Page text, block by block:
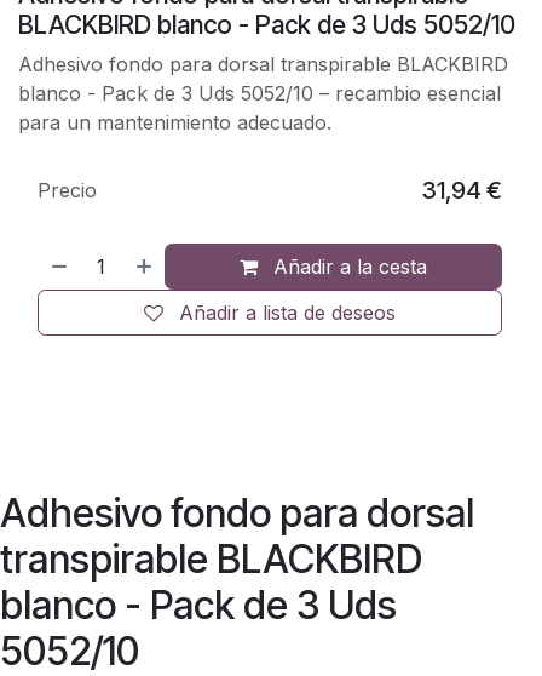
BLACKBIRD blanco - Pack de 3 Uds 5052/10
Adhesivo fondo para dorsal transpirable BLACKBIRD
blanco - Pack de 3 Uds 5052/10 – recambio esencial
para un mantenimiento adecuado.
Añadir a la cesta
Añadir a lista de deseos
Precio 31,94 €
Adhesivo fondo para dorsal
transpirable BLACKBIRD
blanco - Pack de 3 Uds
5052/10